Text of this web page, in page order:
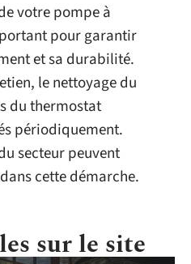
votre pompe à
pour garantir
et sa durabilité.
le nettoyage du
du thermostat
périodiquement.
secteur peuvent
cette démarche.
sur le site